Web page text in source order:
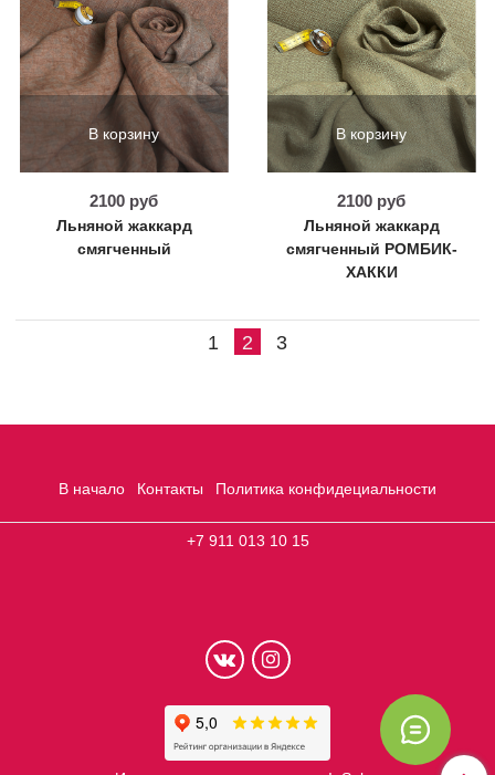
В корзину
2100 руб
Льняной жаккард
смягченный
В корзину
2100 руб
Льняной жаккард
смягченный РОМБИК-
ХАККИ
1 2 3
В начало Контакты Политика конфидециальности
+7 911 013 10 15